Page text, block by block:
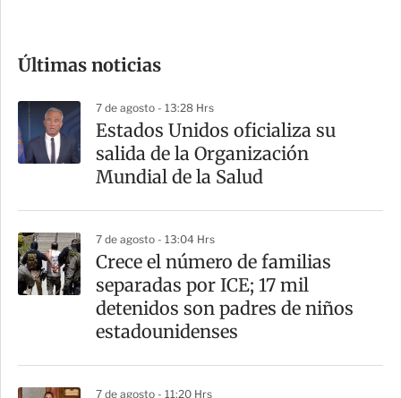
m
a
r
t
Últimas noticias
7 de agosto - 13:28 Hrs
Estados Unidos oficializa su
salida de la Organización
Mundial de la Salud
7 de agosto - 13:04 Hrs
Crece el número de familias
separadas por ICE; 17 mil
detenidos son padres de niños
estadounidenses
7 de agosto - 11:20 Hrs